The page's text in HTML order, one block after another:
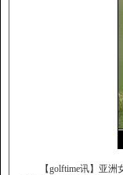
【golftime讯】亚洲女